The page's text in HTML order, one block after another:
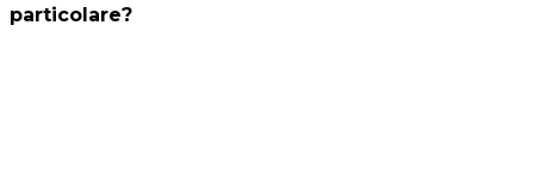
particolare?